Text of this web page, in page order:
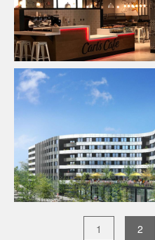
TCE Pilotage
BIM / CIM / TIM Fluides
1 2